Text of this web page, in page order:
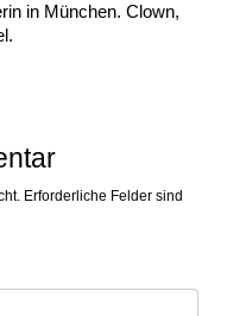
in München. Clown,
Erforderliche Felder sind